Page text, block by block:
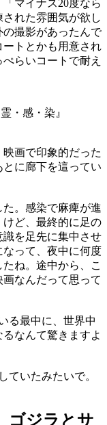
マイナス20度なら
れた雰囲気が欲し
撮影があったんで
トとかも用意され
らいコートで耐え
・感・染』
画で印象的だった
に廊下を這ってい
。感染で麻痺が進
ど、最終的に足の
を足先に集中させ
って、夜中に何度
ね。途中から、こ
なんだって思って
る最中に、世界中
なんて驚きますよ
いたみたいで。
ゴジラとサ